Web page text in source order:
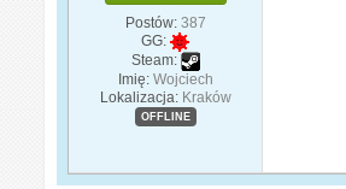
Postów: 387
GG:
Steam:
Imię: Wojciech
Lokalizacja: Kraków
OFFLINE